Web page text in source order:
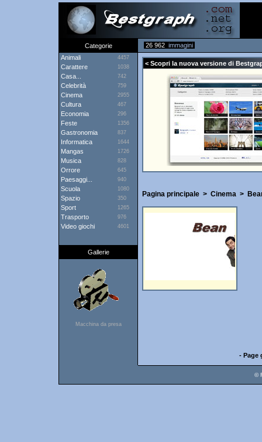
Categorie 26 962 immagini
Animali
4457
Carattere 1038
Casa... 742
Celebrità 759
Cinema 2955
Cultura 467
Economia 296
Feste 1356
Gastronomia 837
Informatica 1644
Mangas 1726
Musica 828
Orrore 645
Paesaggi... 940
Scuola 1080
Spazio 350
Sport 1265
Trasporto 976
Video giochi 4601
Gallerie
Macchina da presa
< Scopri la nuova versione di
Pagina principale > Cinema >
- Page
©